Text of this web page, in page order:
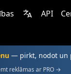
API
— pirkt, nodot un
reklāmas ar PRO →